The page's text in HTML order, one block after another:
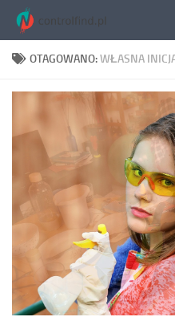
Skip to content
OTAGOWANO:WŁASNA